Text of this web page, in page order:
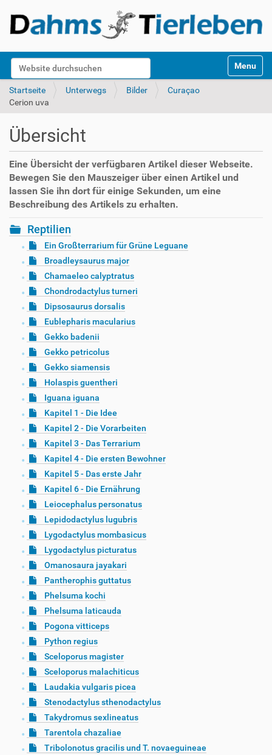
Website durchsuchen
k
Toggle
Startseite Unterwegs Bilder
Curaçao
Cerion uva
Übersicht
Eine Übersicht der verfügbaren Artikel dieser Webseite.
Bewegen Sie den Mauszeiger über einen Artikel und
lassen Sie ihn dort für einige Sekunden, um eine
Beschreibung des Artikels zu erhalten.
Reptilien
Ein Großterrarium für Grüne Leguane
Broadleysaurus major
Chamaeleo calyptratus
Chondrodactylus turneri
Dipsosaurus dorsalis
Eublepharis macularius
Gekko badenii
Gekko petricolus
Gekko siamensis
Holaspis guentheri
Iguana iguana
Kapitel 1 - Die Idee
Kapitel 2 - Die Vorarbeiten
Kapitel 3 - Das Terrarium
Kapitel 4 - Die ersten Bewohner
Kapitel 5 - Das erste Jahr
Kapitel 6 - Die Ernährung
Leiocephalus personatus
Lepidodactylus lugubris
Lygodactylus mombasicus
Lygodactylus picturatus
Omanosaura jayakari
Pantherophis guttatus
Phelsuma kochi
Phelsuma laticauda
Pogona vitticeps
Python regius
Sceloporus magister
Sceloporus malachiticus
Laudakia vulgaris picea
Stenodactylus sthenodactylus
Takydromus sexlineatus
Tarentola chazaliae
Tribolonotus gracilis und T. novaeguineae